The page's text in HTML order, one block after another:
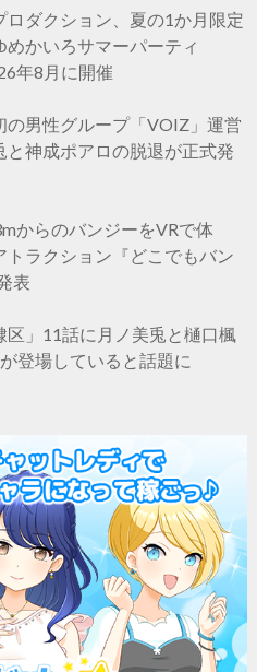
ロダクション、夏の1か月限定
めかいろサマーパーティ
年8月に開催
の男性グループ「VOIZ」運営
と神成ポアロの脱退が正式発
からのバンジーをVRで体
ラクション『どこでもバン
表
区」11話に月ノ美兎と樋口楓
登場していると話題に